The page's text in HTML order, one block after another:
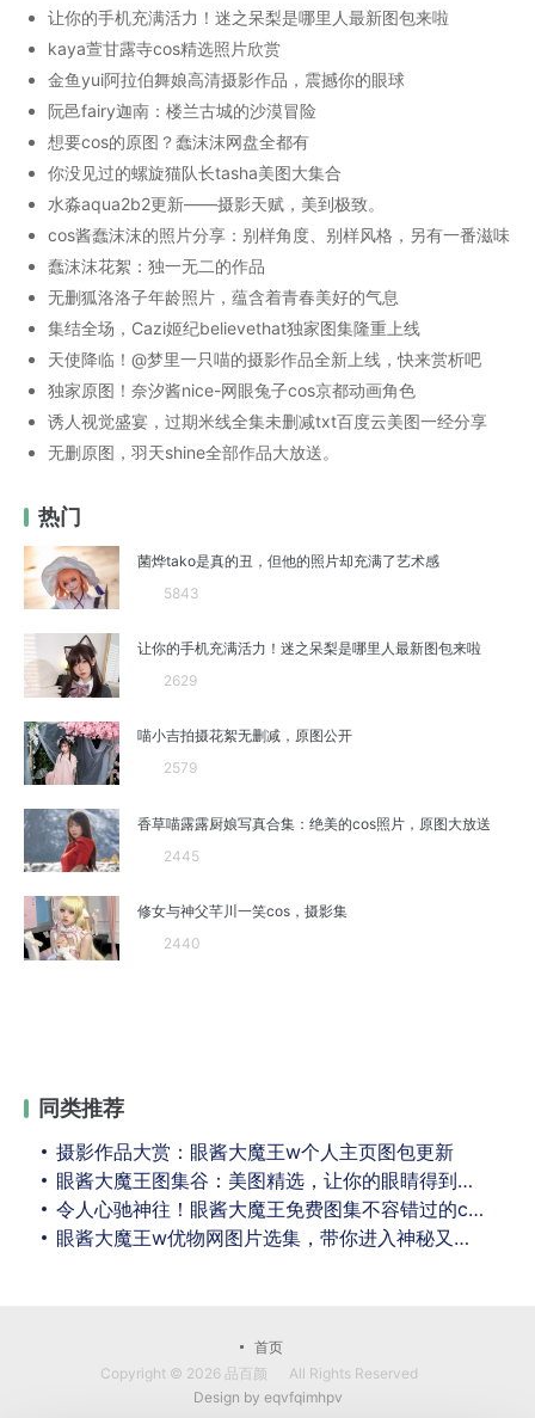
让你的手机充满活力！迷之呆梨是哪里人最新图包来啦
kaya萱甘露寺cos精选照片欣赏
金鱼yui阿拉伯舞娘高清摄影作品，震撼你的眼球
阮邑fairy迦南：楼兰古城的沙漠冒险
想要cos的原图？蠢沫沫网盘全都有
你没见过的螺旋猫队长tasha美图大集合
水淼aqua2b2更新——摄影天赋，美到极致。
cos酱蠢沫沫的照片分享：别样角度、别样风格，另有一番滋味
蠢沫沫花絮：独一无二的作品
无删狐洛洛子年龄照片，蕴含着青春美好的气息
集结全场，Cazi姬纪believethat独家图集隆重上线
天使降临！@梦里一只喵的摄影作品全新上线，快来赏析吧
独家原图！奈汐酱nice-网眼兔子cos京都动画角色
诱人视觉盛宴，过期米线全集未删减txt百度云美图一经分享
无删原图，羽天shine全部作品大放送。
热门
菌烨tako是真的丑，但他的照片却充满了艺术感
5843
让你的手机充满活力！迷之呆梨是哪里人最新图包来啦
2629
喵小吉拍摄花絮无删减，原图公开
2579
香草喵露露厨娘写真合集：绝美的cos照片，原图大放送
2445
修女与神父芊川一笑cos，摄影集
2440
同类推荐
摄影作品大赏：眼酱大魔王w个人主页图包更新
眼酱大魔王图集谷：美图精选，让你的眼睛得到最好的享受
令人心驰神往！眼酱大魔王免费图集不容错过的cos美图
眼酱大魔王w优物网图片选集，带你进入神秘又美丽的时空隧道
首页
Copyright © 2026 品百颜
All Rights Reserved
Design by eqvfqimhpv